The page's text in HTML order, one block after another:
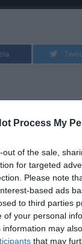
Process My
out of the sale,
for targeted
Please note
based ads
to third parties
of your personal
information may
that may
till
Fotbolls-VM blir det
att skapa en riktig